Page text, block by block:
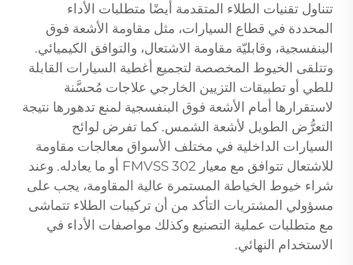
تتناول تقنيات الطلاء المتقدمة أيضًا متطلبات الأداء
المحددة في قطاع السيارات، مثل مقاومة الأشعة فوق
البنفسجية، وقابليّة مقاومة الاشتعال، والتوافق الكيميائي.
وتتلقى الخيوط المخصصة لتجميع أغطية السيارات القابلة
للطي أو تطبيقات التزيين الخارجي علاجات مُحسَّنة
لاستقرارها أمام الأشعة فوق البنفسجية لمنع تدهورها نتيجة
التعرُّض الطويل لأشعة الشمس. كما تفرض لوائح
السيارات الداخلية في مختلف الأسواق معالجات مقاومة
للاشتعال تتوافق مع معيار FMVSS 302 أو ما يعادله. وعند
شراء خيوط الخياطة المستمرة عالية المقاومة، يجب على
مسؤولي المشتريات التأكد من أن تركيبات الطلاء تتماشى
مع متطلبات عملية التصنيع وكذلك مواصفات الأداء في
الاستخدام النهائي.